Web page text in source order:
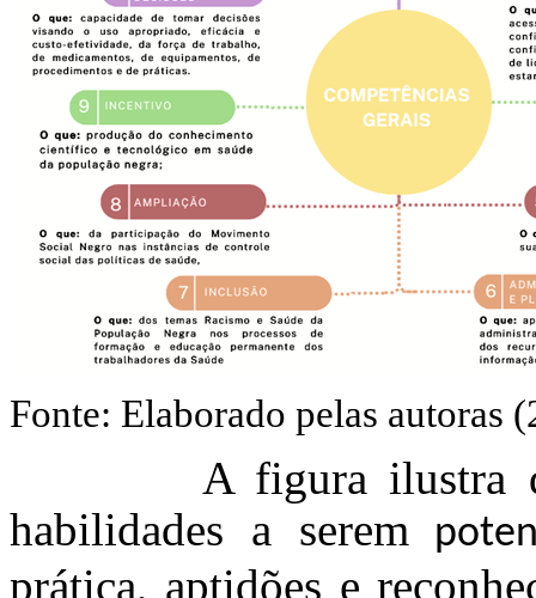
Fonte: Elaborado pelas autoras
A figura ilustra dez
habilidades a serem
prática, aptidões e